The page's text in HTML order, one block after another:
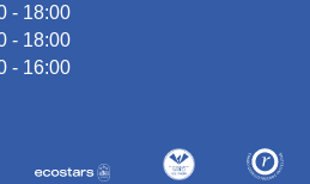
- 18:00
- 18:00
- 16:00